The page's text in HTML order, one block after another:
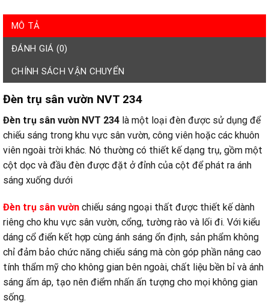
MÔ TẢ
ĐÁNH GIÁ (0)
CHÍNH SÁCH VẬN CHUYỂN
Đèn trụ sân vườn NVT 234
Đèn trụ sân vườn NVT 234 là một loại đèn được sử dụng để
chiếu sáng trong khu vực sân vườn, công viên hoặc các khuôn
viên ngoài trời khác. Nó thường có thiết kế dạng trụ, gồm một
cột dọc và đầu đèn được đặt ở đỉnh của cột để phát ra ánh
sáng xuống dưới
Đèn trụ sân vườn chiếu sáng ngoại thất được thiết kế dành
riêng cho khu vực sân vườn, cổng, tường rào và lối đi. Với kiểu
dáng cổ điển kết hợp cùng ánh sáng ổn định, sản phẩm không
chỉ đảm bảo chức năng chiếu sáng mà còn góp phần nâng cao
tính thẩm mỹ cho không gian bên ngoài, chất liệu bền bỉ và ánh
sáng ấm áp, tạo nên điểm nhấn ấn tượng cho mọi không gian
sống.